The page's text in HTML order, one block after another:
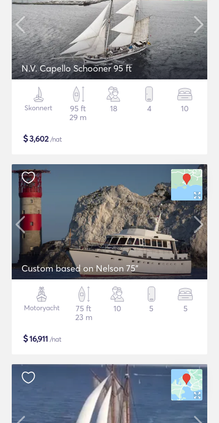
N.V. Capello Schooner 95 ft
Skonnert
95 ft
29 m
18 4 10
$3,602/nat
Custom based on Nelson 75"
Motoryacht
75 ft
23 m
10 5 5
$16,911 /nat